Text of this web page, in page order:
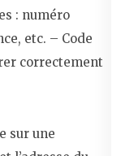
: numéro
etc. – Code
correctement
sur une